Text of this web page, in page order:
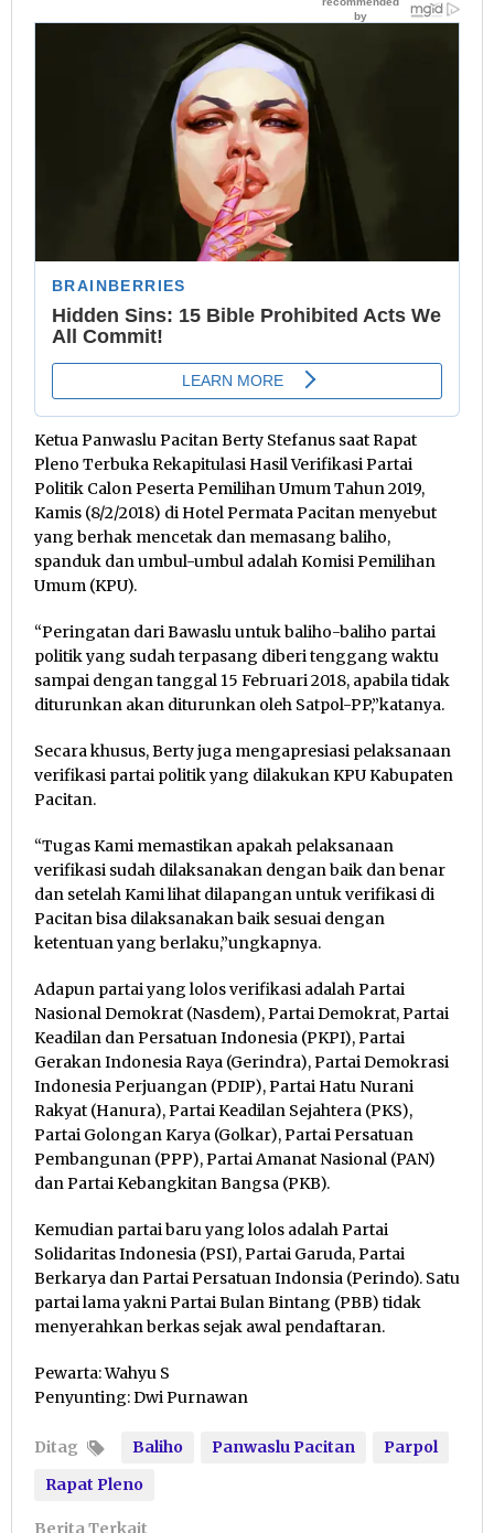
Ketua Panwaslu Pacitan Berty Stefanus saat Rapat
Pleno Terbuka Rekapitulasi Hasil Verifikasi Partai
Politik Calon Peserta Pemilihan Umum Tahun 2019,
Kamis (8/2/2018) di Hotel Permata Pacitan menyebut
yang berhak mencetak dan memasang baliho,
spanduk dan umbul-umbul adalah Komisi Pemilihan
Umum (KPU).
“Peringatan dari Bawaslu untuk baliho-baliho partai
politik yang sudah terpasang diberi tenggang waktu
sampai dengan tanggal 15 Februari 2018, apabila tidak
diturunkan akan diturunkan oleh Satpol-PP,”katanya.
Secara khusus, Berty juga mengapresiasi pelaksanaan
verifikasi partai politik yang dilakukan KPU Kabupaten
Pacitan.
“Tugas Kami memastikan apakah pelaksanaan
verifikasi sudah dilaksanakan dengan baik dan benar
dan setelah Kami lihat dilapangan untuk verifikasi di
Pacitan bisa dilaksanakan baik sesuai dengan
ketentuan yang berlaku,”ungkapnya.
Adapun partai yang lolos verifikasi adalah Partai
Nasional Demokrat (Nasdem), Partai Demokrat, Partai
Keadilan dan Persatuan Indonesia (PKPI), Partai
Gerakan Indonesia Raya (Gerindra), Partai Demokrasi
Indonesia Perjuangan (PDIP), Partai Hatu Nurani
Rakyat (Hanura), Partai Keadilan Sejahtera (PKS),
Partai Golongan Karya (Golkar), Partai Persatuan
Pembangunan (PPP), Partai Amanat Nasional (PAN)
dan Partai Kebangkitan Bangsa (PKB).
Kemudian partai baru yang lolos adalah Partai
Solidaritas Indonesia (PSI), Partai Garuda, Partai
Berkarya dan Partai Persatuan Indonsia (Perindo). Satu
partai lama yakni Partai Bulan Bintang (PBB) tidak
menyerahkan berkas sejak awal pendaftaran.
Pewarta: Wahyu S
Penyunting: Dwi Purnawan
Ditag Baliho Panwaslu Pacitan
Parpol
Rapat Pleno
Berita Terkait